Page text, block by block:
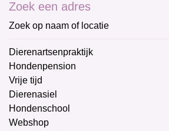
Zoek een adres
Zoek op naam of locatie
Dierenartsenpraktijk
Hondenpension
Vrije tijd
Dierenasiel
Hondenschool
Webshop